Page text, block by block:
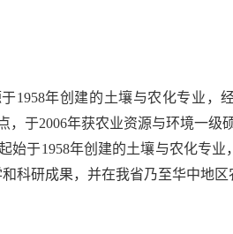
1958年创建的土壤与农化专业，
，于2006年获农业资源与环境一级
始于1958年创建的土壤与农化专
科研成果，并在我省乃至华中地